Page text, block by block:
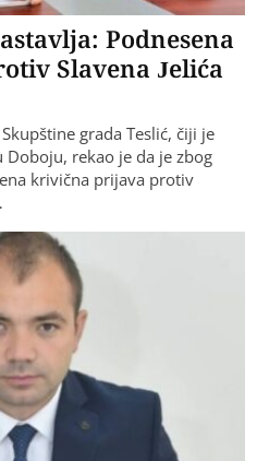
Podnesena
Slavena Jelića
grada Teslić, čiji je
rekao je da je zbog
krivična prijava protiv